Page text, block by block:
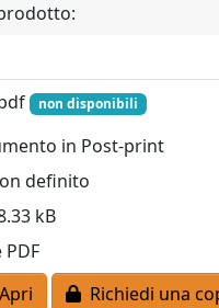
non disponibili
in Post-print
definito
kB
Richiedi una